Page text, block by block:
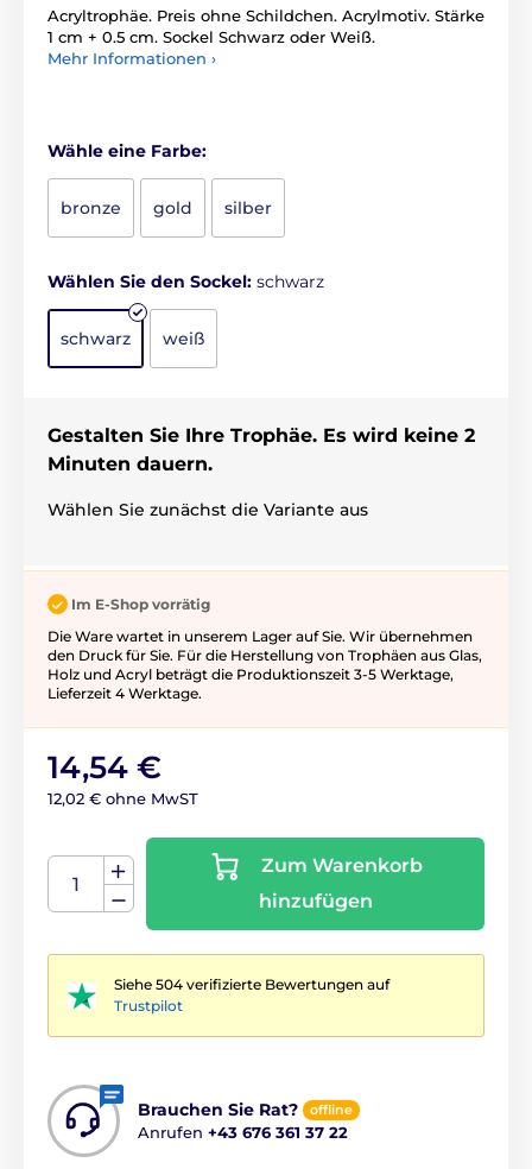
Acryltrophäe. Preis ohne Schildchen. Acrylmotiv. Stärke
1 cm + 0.5 cm. Sockel Schwarz oder Weiß.
Mehr Informationen ›
Wähle eine Farbe:
bronze gold silber
Wählen Sie den Sockel: schwarz
schwarz weiß
Gestalten Sie Ihre Trophäe. Es wird keine 2
Minuten dauern.
Wählen Sie zunächst die Variante aus
Im E-Shop vorrätig
Die Ware wartet in unserem Lager auf Sie. Wir übernehmen
den Druck für Sie. Für die Herstellung von Trophäen aus Glas,
Holz und Acryl beträgt die Produktionszeit 3-5 ​​Werktage,
Lieferzeit 4 Werktage.
14,54 €
12,02 € ohne MwST
Zum Warenkorb
hinzufügen
Siehe 504 verifizierte Bewertungen auf
Trustpilot
Brauchen Sie Rat? offline
Anrufen +43 676 361 37 22